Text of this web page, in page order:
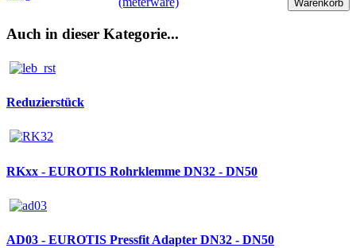
Warenkorb
Auch in dieser Kategorie...
Reduzierstück
RKxx - EUROTIS Rohrklemme DN32 - DN50
AD03 - EUROTIS Pressfit Adapter DN32 - DN50